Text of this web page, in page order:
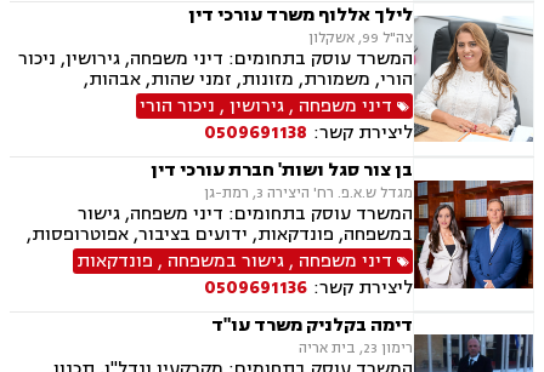
לילך אללוף משרד עורכי דין
צה"ל 99, אשקלון
המשרד עוסק בתחומים: דיני משפחה, גירושין, ניכור
הורי, משמורת, מזונות, זמני שהות, אבהות,
אפוטרופסות, גישור, חוק הנוער, חלוקת רכוש, ייפוי
כוח מתמשך חדלות פירעון, הוצאה לפועל, מחיקת
והסדרי חובות, פשיטת רגל.
דיני משפחה ,גירושין, ניכור הורי
ליצירת קשר: 0509691138
בן צור סגל ושות' חברת עורכי דין
מגדל ש.א.פ. רח' היצירה 3, רמת-גן
המשרד עוסק בתחומים: דיני משפחה, גישור
במשפחה, פונדקאות, ידועים בציבור, אפוטרופסות,
הסכמי ממון, אבהות, מזונות, החזקת ילדים, גירושין,
הורות חד מינית, נישואים אזרחיים, חוק הנוער,
אימוץ, חלוקת רכוש, מעמד אישי, תיאום הורי, חטיפת
ילדים, זמני שהות, אומנה, ניכור הורי, עסקאות
מתנה, ירושות וצוואות, ייפוי כוח מתמשך
דיני משפחה ,גישור במשפחה , פונדקאות
ליצירת קשר: 0509691136
דימה בקלניק משרד עו"ד
רימון 23, בית אריה